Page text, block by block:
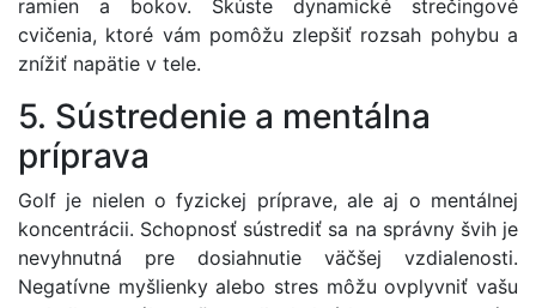
ramien a bokov. Skúste dynamické strečingové
cvičenia, ktoré vám pomôžu zlepšiť rozsah pohybu a
znížiť napätie v tele.
5. Sústredenie a mentálna
príprava
Golf je nielen o fyzickej príprave, ale aj o mentálnej
koncentrácii. Schopnosť sústrediť sa na správny švih je
nevyhnutná pre dosiahnutie väčšej vzdialenosti.
Negatívne myšlienky alebo stres môžu ovplyvniť vašu